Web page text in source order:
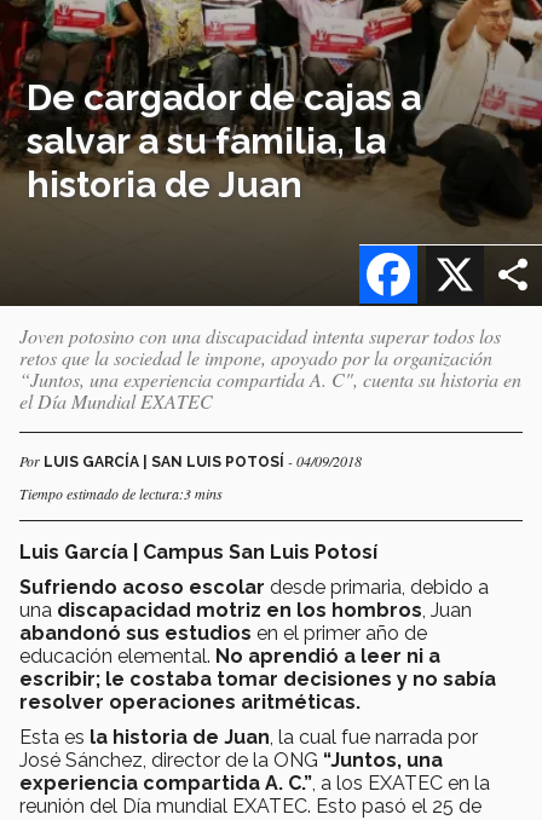
De cargador de cajas a
salvar a su familia, la
historia de Juan
X
Facebook
Joven potosino con una discapacidad intenta superar todos los
retos que la sociedad le impone, apoyado por la organización
“Juntos, una experiencia compartida A. C", cuenta su historia en
el Día Mundial EXATEC
Por LUIS GARCÍA | SAN LUIS POTOSÍ - 04/09/2018
Tiempo estimado de lectura:3 mins
Luis García | Campus San Luis Potosí
Sufriendo acoso escolar desde primaria, debido a
una discapacidad motriz en los hombros , Juan
abandonó sus estudios en el primer año de
educación elemental. No aprendió a leer ni a
escribir; le costaba tomar decisiones y no sabía
resolver operaciones aritméticas.
Esta es la historia de Juan , la cual fue narrada por
José Sánchez, director de la ONG “Juntos, una
experiencia compartida A. C.” , a los EXATEC en la
reunión del Día mundial EXATEC. Esto pasó el 25 de